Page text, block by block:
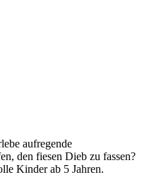
aufregende
den fiesen Dieb zu fassen?
Kinder ab 5 Jahren.